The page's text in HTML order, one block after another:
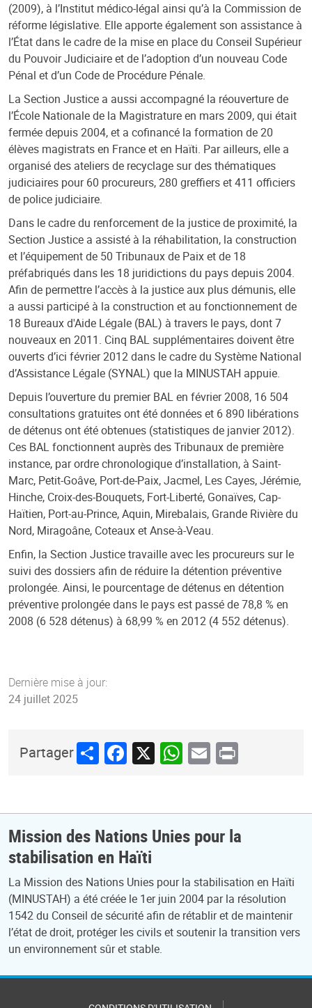
(2009), à l’Institut médico-légal ainsi qu’à la Commission de
réforme législative. Elle apporte également son assistance à
l’État dans le cadre de la mise en place du Conseil Supérieur
du Pouvoir Judiciaire et de l’adoption d’un nouveau Code
Pénal et d’un Code de Procédure Pénale.
La Section Justice a aussi accompagné la réouverture de
l’École Nationale de la Magistrature en mars 2009, qui était
fermée depuis 2004, et a cofinancé la formation de 20
élèves magistrats en France et en Haïti. Par ailleurs, elle a
organisé des ateliers de recyclage sur des thématiques
judiciaires pour 60 procureurs, 280 greffiers et 411 officiers
de police judiciaire.
Dans le cadre du renforcement de la justice de proximité, la
Section Justice a assisté à la réhabilitation, la construction
et l’équipement de 50 Tribunaux de Paix et de 18
préfabriqués dans les 18 juridictions du pays depuis 2004.
Afin de permettre l’accès à la justice aux plus démunis, elle
a aussi participé à la construction et au fonctionnement de
18 Bureaux d'Aide Légale (BAL) à travers le pays, dont 7
nouveaux en 2011. Cinq BAL supplémentaires doivent être
ouverts d’ici février 2012 dans le cadre du Système National
d’Assistance Légale (SYNAL) que la MINUSTAH appuie.
Depuis l’ouverture du premier BAL en février 2008, 16 504
consultations gratuites ont été données et 6 890 libérations
de détenus ont été obtenues (statistiques de janvier 2012).
Ces BAL fonctionnent auprès des Tribunaux de première
instance, par ordre chronologique d’installation, à Saint-
Marc, Petit-Goâve, Port-de-Paix, Jacmel, Les Cayes, Jérémie,
Hinche, Croix-des-Bouquets, Fort-Liberté, Gonaïves, Cap-
Haïtien, Port-au-Prince, Aquin, Mirebalais, Grande Rivière du
Nord, Miragoâne, Coteaux et Anse-à-Veau.
Enfin, la Section Justice travaille avec les procureurs sur le
suivi des dossiers afin de réduire la détention préventive
prolongée. Ainsi, le pourcentage de détenus en détention
préventive prolongée dans le pays est passé de 78,8 % en
2008 (6 528 détenus) à 68,99 % en 2012 (4 552 détenus).
Dernière mise à jour:
24 juillet 2025
PartagerShareFacebook
X WhatsApp
Email
Print
Mission des Nations Unies pour la
stabilisation en Haïti
La Mission des Nations Unies pour la stabilisation en Haïti
(MINUSTAH) a été créée le 1er juin 2004 par la résolution
1542 du Conseil de sécurité afin de rétablir et de maintenir
l’état de droit, protéger les civils et soutenir la transition vers
un environnement sûr et stable.